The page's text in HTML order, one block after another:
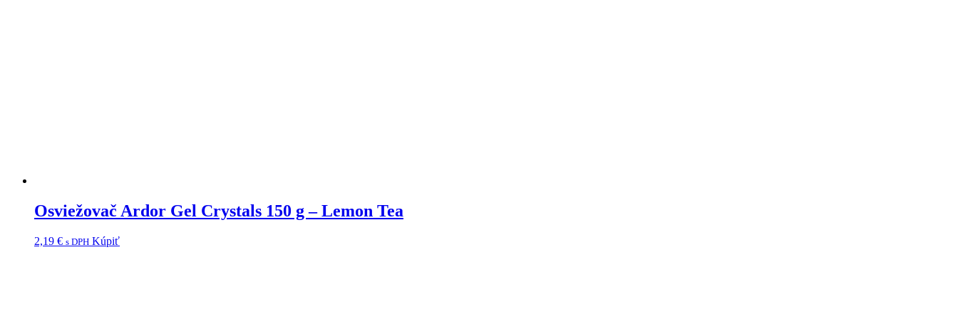
Osviežovač Ardor Gel Crystals 150 g – Lemon Tea
2,19 € s DPH Kúpiť